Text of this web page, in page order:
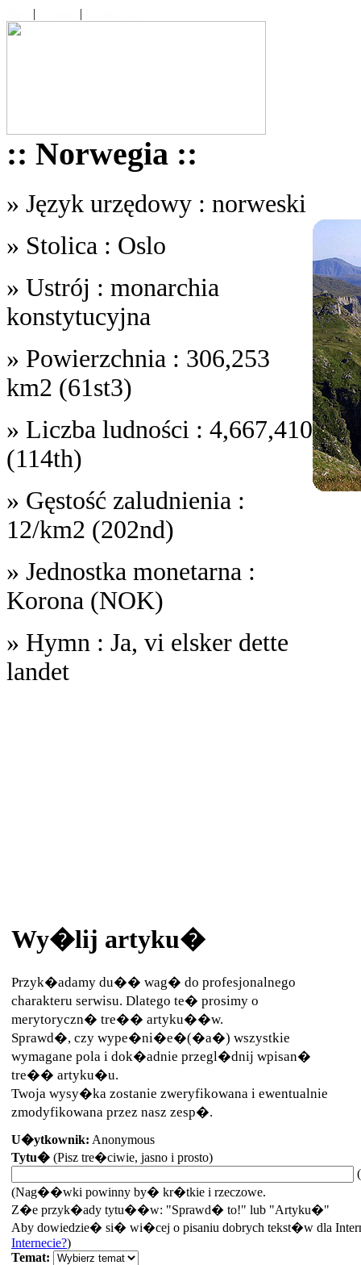
| |
:: Norwegia ::
» Język urzędowy : norweski
» Stolica : Oslo
» Ustrój : monarchia
konstytucyjna
» Powierzchnia : 306,253
km2 (61st3)
» Liczba ludności : 4,667,410
(114th)
» Gęstość zaludnienia :
12/km2 (202nd)
» Jednostka monetarna :
Korona (NOK)
» Hymn : Ja, vi elsker dette
landet
Wy�lij artyku�
Przyk�adamy du�� wag� do profesjonalnego
charakteru serwisu. Dlatego te� prosimy o
merytoryczn� tre�� artyku��w.
Sprawd�, czy wype�ni�e�(�a�) wszystkie
wymagane pola i dok�adnie przegl�dnij wpisan�
tre�� artyku�u.
Twoja wysy�ka zostanie zweryfikowana i ewentualnie
zmodyfikowana przez nasz zesp�.
U�ytkownik: Anonymous
Tytu� (Pisz tre�ciwie, jasno i prosto)
(Nag��wki powinny by� kr�tkie i rzeczowe.
Z�e przyk�ady tytu��w: "Sprawd� to!" lub "Artyku�"
Aby dowiedzie� si� wi�cej o pisaniu dobrych tekst�w dla
Internecie?)
Temat: